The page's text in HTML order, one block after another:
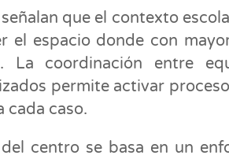
que el contexto
el espacio donde con
La coordinación entre
permite activar
cada caso.
centro se basa en un